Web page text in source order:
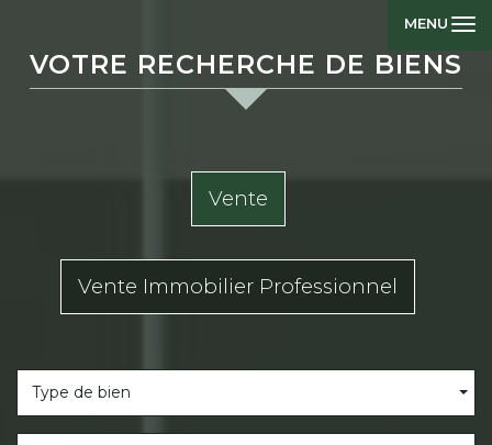
MENU
VOTRE RECHERCHE DE BIENS
Vente
Vente Immobilier Professionnel
Type de bien